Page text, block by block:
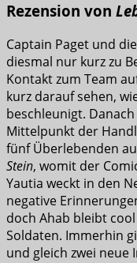
Rezension von
Captain Paget und
diesmal nur kurz zu
Kontakt zum Team
kurz darauf sehen,
beschleunigt.
Mittelpunkt der
fünf Überlebenden
Stein, womit der
Yautia weckt in den
negative
doch Ahab bleibt
Soldaten. Immerhin
und gleich zwei neue